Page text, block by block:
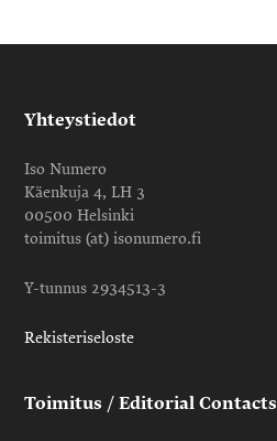
Yhteystiedot
Iso Numero
Käenkuja 4, LH 3
00500 Helsinki
toimitus (at) isonumero.fi
Y-tunnus 2934513-3
Rekisteriseloste
Toimitus / Editorial Contacts